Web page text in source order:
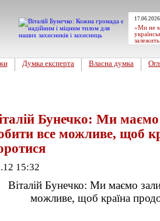
«Ми не
Думка експерта Власна думка
Бунечко: Ми
все можливе, щоб
15:32